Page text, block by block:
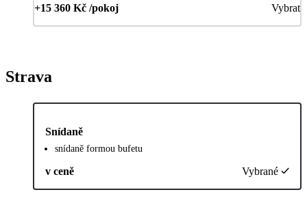
+15 360 Kč /pokoj Vybrat
Strava
Snídaně
snídaně formou bufetu
v ceně Vybrané